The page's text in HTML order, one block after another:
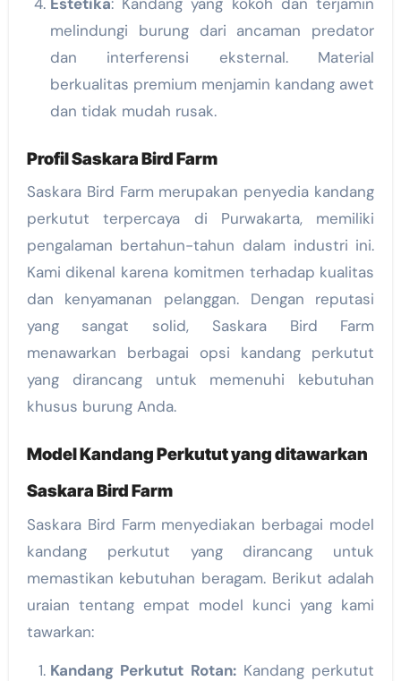
melindungi burung dari ancaman predator
dan interferensi eksternal. Material
berkualitas premium menjamin kandang awet
dan tidak mudah rusak.
Profil Saskara Bird Farm
Saskara Bird Farm merupakan penyedia kandang
perkutut terpercaya di Purwakarta, memiliki
pengalaman bertahun-tahun dalam industri ini.
Kami dikenal karena komitmen terhadap kualitas
dan kenyamanan pelanggan. Dengan reputasi
yang sangat solid, Saskara Bird Farm
menawarkan berbagai opsi kandang perkutut
yang dirancang untuk memenuhi kebutuhan
khusus burung Anda.
Model Kandang Perkutut yang ditawarkan
Saskara Bird Farm
Saskara Bird Farm menyediakan berbagai model
kandang perkutut yang dirancang untuk
memastikan kebutuhan beragam. Berikut adalah
uraian tentang empat model kunci yang kami
tawarkan:
Kandang Perkutut Rotan:Kandang perkutut